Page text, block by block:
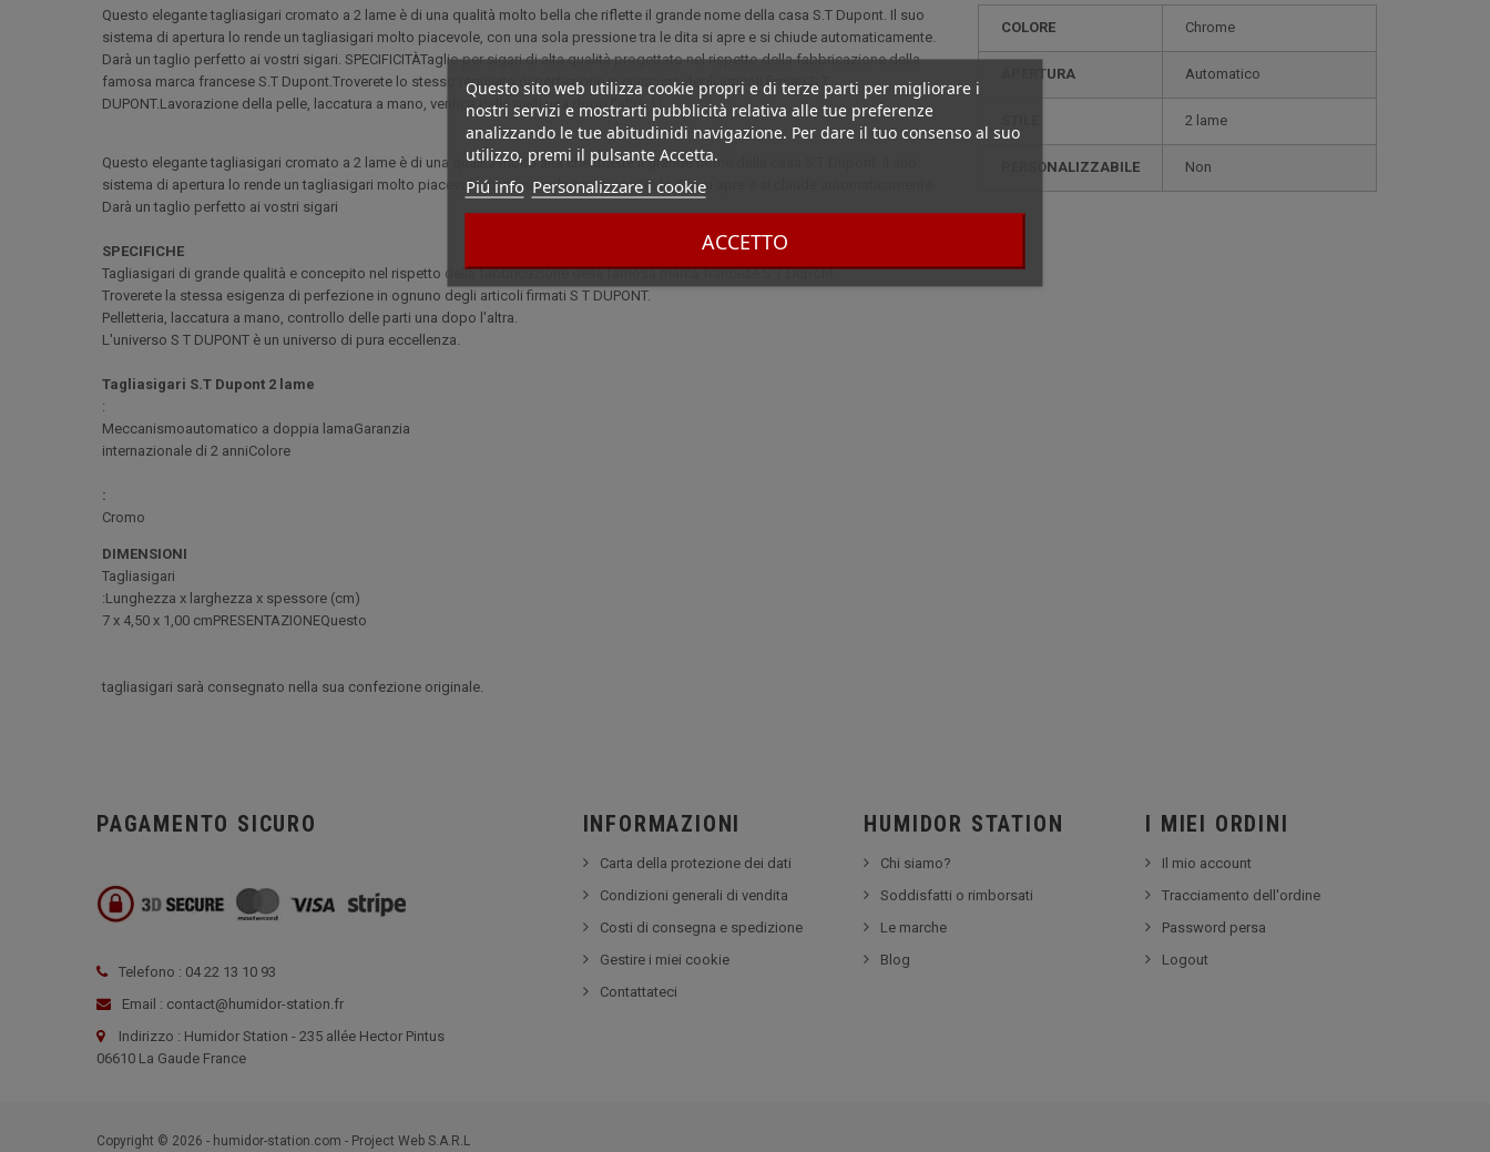
Questo sito web utilizza cookie propri e di terze parti per migliorare i
nostri servizi e mostrarti pubblicità relativa alle tue preferenze
analizzando le tue abitudinidi navigazione. Per dare il tuo consenso al suo
utilizzo, premi il pulsante Accetta.
Piú info Personalizzare i cookie
ACCETTO
COLORE Chrome
APERTURA Automatico
2 lame
PERSONALIZZABILE non
Questo elegante tagliasigari cromato a 2 lame è di una qualità molto bella che riflette il grande nome della casa S.T Dupont. Il suo
sistema di apertura lo rende un tagliasigari molto piacevole, con una sola pressione tra le dita si apre e si chiude automaticamente.
Darà un taglio perfetto ai vostri sigari. SPECIFICITÀTaglio per sigari di alta qualità progettato nel rispetto della fabbricazione della
famosa marca francese S.T Dupont.Troverete lo stesso requisito di perfezione in ciascuno degli articoli firmati S.T
DUPONT.Lavorazione della pelle, laccatura a mano, verifica delle parti una dopo l'altra. L’
Questo elegante tagliasigari cromato a 2 lame è di una qualità molto alta che riflette il grande nome della casa S.T Dupont. Il suo
sistema di apertura lo rende un tagliasigari molto piacevole, con una sola pressione tra le dita si apre e si chiude automaticamente.
Darà un taglio perfetto ai vostri sigari
SPECIFICHE
Tagliasigari di grande qualità e concepito nel rispetto della fabbricazione della famosa marca francese S.T Dupont.
Troverete la stessa esigenza di perfezione in ognuno degli articoli firmati S T DUPONT.
Pelletteria, laccatura a mano, controllo delle parti una dopo l'altra.
L'universo S T DUPONT è un universo di pura eccellenza.
Tagliasigari S.T Dupont 2 lame
:
Meccanismoautomatico a doppia lamaGaranzia
internazionale di 2 anniColore
:
Cromo
DIMENSIONI
Tagliasigari
:Lunghezza x larghezza x spessore (cm)
7 x 4,50 x 1,00 cmPRESENTAZIONEQuesto
tagliasigari sarà consegnato nella sua confezione originale.
PAGAMENTO SICURO
Telefono : 04 22 13 10 93
Email : contact@humidor-station.fr
Indirizzo : Humidor Station - 235 allée Hector Pintus
06610 La Gaude France
INFORMAZIONI
Carta della protezione dei dati
Condizioni generali di vendita
Costi di consegna e spedizione
Gestire i miei cookie
Contattateci
HUMIDOR STATION
Chi siamo?
Soddisfatti o rimborsati
Le marche
Blog
I MIEI ORDINI
Il mio account
Tracciamento dell'ordine
Password persa
Logout
Copyright © 2026 - humidor-station.com - Project Web S.A.R.L